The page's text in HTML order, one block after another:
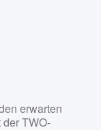
erwarten
TWO-